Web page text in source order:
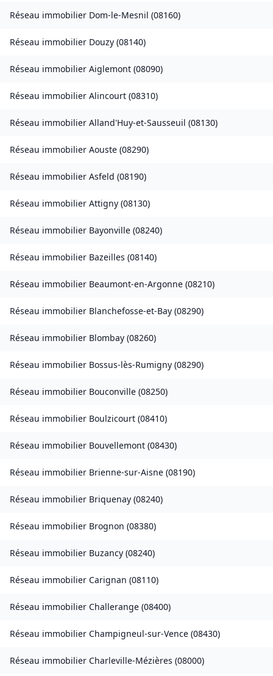
Réseau immobilier Dom-le-Mesnil (08160)
Réseau immobilier Douzy (08140)
Réseau immobilier Aiglemont (08090)
Réseau immobilier Alincourt (08310)
Réseau immobilier Alland'Huy-et-Sausseuil (08130)
Réseau immobilier Aouste (08290)
Réseau immobilier Asfeld (08190)
Réseau immobilier Attigny (08130)
Réseau immobilier Bayonville (08240)
Réseau immobilier Bazeilles (08140)
Réseau immobilier Beaumont-en-Argonne (08210)
Réseau immobilier Blanchefosse-et-Bay (08290)
Réseau immobilier Blombay (08260)
Réseau immobilier Bossus-lès-Rumigny (08290)
Réseau immobilier Bouconville (08250)
Réseau immobilier Boulzicourt (08410)
Réseau immobilier Bouvellemont (08430)
Réseau immobilier Brienne-sur-Aisne (08190)
Réseau immobilier Briquenay (08240)
Réseau immobilier Brognon (08380)
Réseau immobilier Buzancy (08240)
Réseau immobilier Carignan (08110)
Réseau immobilier Challerange (08400)
Réseau immobilier Champigneul-sur-Vence (08430)
Réseau immobilier Charleville-Mézières (08000)